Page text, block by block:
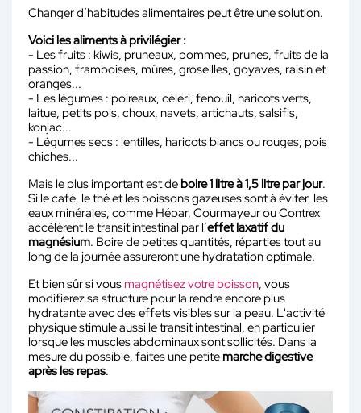
Changer d’habitudes alimentaires peut être une solution.
Voici les aliments à privilégier :
- Les fruits : kiwis, pruneaux, pommes, prunes, fruits de la
passion, framboises, mûres, groseilles, goyaves, raisin et
oranges...
- Les légumes : poireaux, céleri, fenouil, haricots verts,
laitue, petits pois, choux, navets, artichauts, salsifis,
konjac...
- Légumes secs : lentilles, haricots blancs ou rouges, pois
chiches...
Mais le plus important est de boire 1 litre à 1,5 litre par jour.
Si le café, le thé et les boissons gazeuses sont à éviter, les
eaux minérales, comme Hépar, Courmayeur ou Contrex
accélèrent le transit intestinal par l’effet laxatif du
magnésium. Boire de petites quantités, réparties tout au
long de la journée assureront une hydratation optimale.
Et bien sûr si vous magnétisez votre boisson, vous
modifierez sa structure pour la rendre encore plus
hydratante avec des effets visibles sur la peau. L'activité
physique stimule aussi le transit intestinal, en particulier
lorsque les muscles abdominaux sont sollicités. Dans la
mesure du possible, faites une petite marche digestive
après les repas.